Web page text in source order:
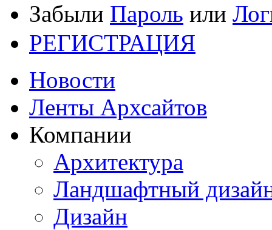
Забыли Пароль или
РЕГИСТРАЦИЯ
Новости
Ленты Архсайтов
Компании
Архитектура
Ландшафтный
Дизайн